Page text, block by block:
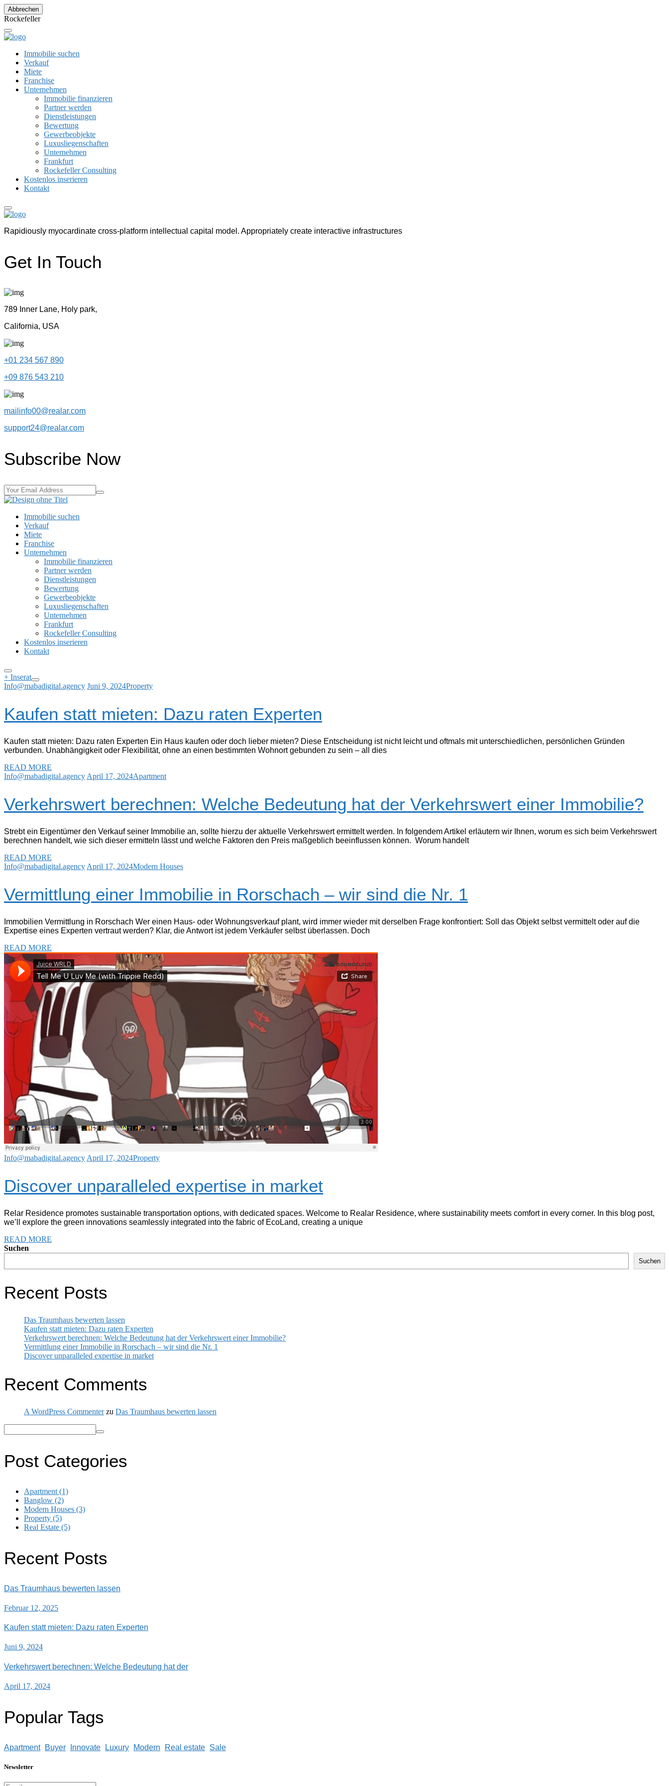
Abbrechen
Rockefeller
Immobilie suchen
Verkauf
Miete
Franchise
Unternehmen
Immobilie finanzieren
Partner werden
Dienstleistungen
Bewertung
Gewerbeobjekte
Luxusliegenschaften
Unternehmen
Frankfurt
Rockefeller Consulting
Kostenlos inserieren
Kontakt
Rapidiously myocardinate cross-platform intellectual capital model. Appropriately create interactive infrastructures
Get In Touch
789 Inner Lane, Holy park,
California, USA
+01 234 567 890
+09 876 543 210
mailinfo00@realar.com
support24@realar.com
Subscribe Now
Immobilie suchen
Verkauf
Miete
Franchise
Unternehmen
Immobilie finanzieren
Partner werden
Dienstleistungen
Bewertung
Gewerbeobjekte
Luxusliegenschaften
Unternehmen
Frankfurt
Rockefeller Consulting
Kostenlos inserieren
Kontakt
+ Inserat
Info@mabadigital.agency Juni 9, 2024Property
Kaufen statt mieten: Dazu raten Experten
Kaufen statt mieten: Dazu raten Experten Ein Haus kaufen oder doch lieber mieten? Diese Entscheidung ist nicht leicht und oftmals mit unterschiedlichen, persönlichen Gründen
verbunden. Unabhängigkeit oder Flexibilität, ohne an einen bestimmten Wohnort gebunden zu sein – all dies
READ MORE
Info@mabadigital.agency April 17, 2024Apartment
Verkehrswert berechnen: Welche Bedeutung hat der Verkehrswert einer Immobilie?
Strebt ein Eigentümer den Verkauf seiner Immobilie an, sollte hierzu der aktuelle Verkehrswert ermittelt werden. In folgendem Artikel erläutern wir Ihnen, worum es sich beim Verkehrswert
berechnen handelt, wie sich dieser ermitteln lässt und welche Faktoren den Preis maßgeblich beeinflussen können. Worum handelt
READ MORE
Info@mabadigital.agency April 17, 2024Modern Houses
Vermittlung einer Immobilie in Rorschach – wir sind die Nr. 1
Immobilien Vermittlung in Rorschach Wer einen Haus- oder Wohnungsverkauf plant, wird immer wieder mit derselben Frage konfrontiert: Soll das Objekt selbst vermittelt oder auf die
Expertise eines Experten vertraut werden? Klar, die Antwort ist jedem Verkäufer selbst überlassen. Doch
READ MORE
Info@mabadigital.agency April 17, 2024Property
Discover unparalleled expertise in market
Relar Residence promotes sustainable transportation options, with dedicated spaces. Welcome to Realar Residence, where sustainability meets comfort in every corner. In this blog post,
we’ll explore the green innovations seamlessly integrated into the fabric of EcoLand, creating a unique
READ MORE
Suchen
Suchen
Recent Posts
Das Traumhaus bewerten lassen
Kaufen statt mieten: Dazu raten Experten
Verkehrswert berechnen: Welche Bedeutung hat der Verkehrswert einer Immobilie?
Vermittlung einer Immobilie in Rorschach – wir sind die Nr. 1
Discover unparalleled expertise in market
Recent Comments
A WordPress Commenterzu Das Traumhaus bewerten lassen
Post Categories
Apartment (1)
Banglow (2)
Modern Houses (3)
Property (5)
Real Estate (5)
Recent Posts
Das Traumhaus bewerten lassen
Februar 12, 2025
Kaufen statt mieten: Dazu raten Experten
Juni 9, 2024
Verkehrswert berechnen: Welche Bedeutung hat der
April 17, 2024
Popular Tags
Apartment Buyer Innovate Luxury Modern Real estate Sale
Newsletter